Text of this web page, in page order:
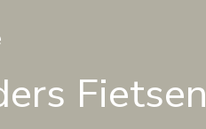
Fietsen